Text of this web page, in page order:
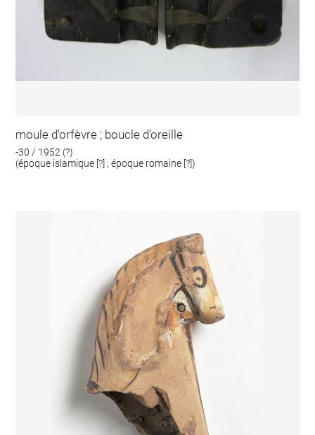
moule d'orfèvre ; boucle d'oreille
-30 / 1952 (?)
(époque islamique [?] ; époque romaine [?])